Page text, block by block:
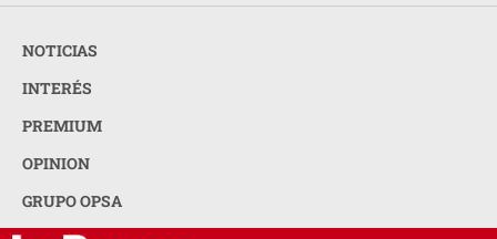
NOTICIAS
INTERÉS
PREMIUM
OPINION
GRUPO OPSA